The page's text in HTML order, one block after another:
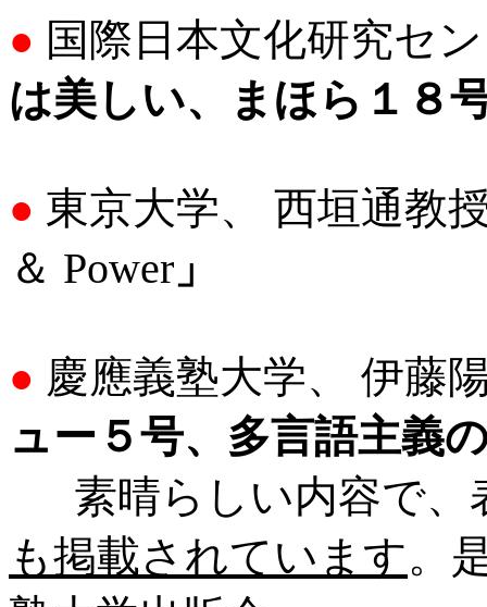
● 国際日本文化研究セ
は美しい、まほら１８
● 東京大学、 西垣通
＆ Power 」
● 慶應義塾大学、 伊
ュー５号、多言語主義
素晴らしい内容で、
も掲載されています。